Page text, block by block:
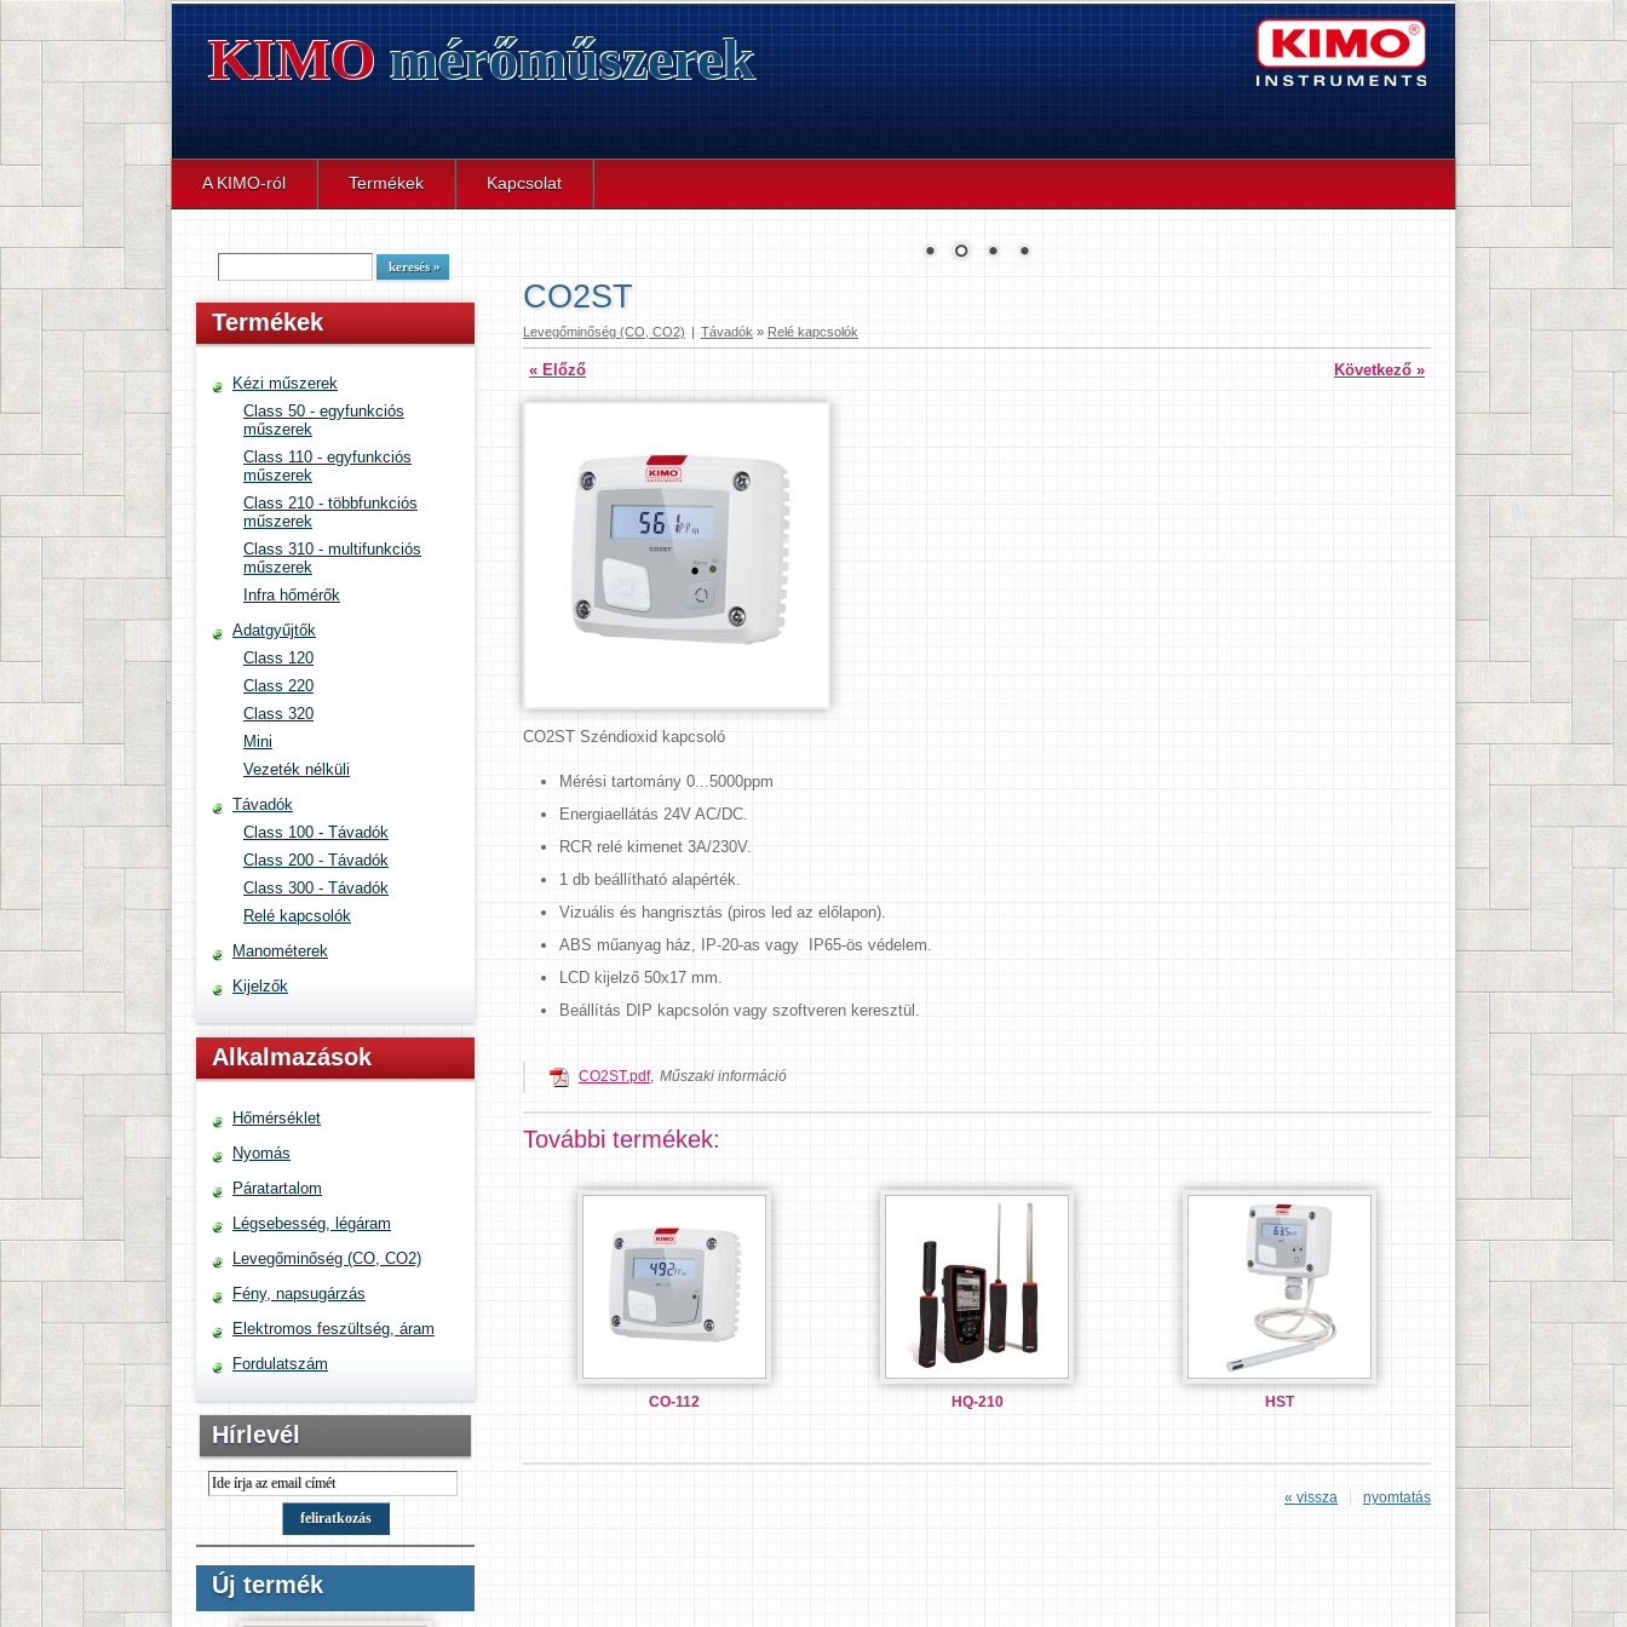
KIMO mérőműszerek
A KIMO-ról Termékek Kapcsolat
Termékek
Kézi műszerek
Class 50 - egyfunkciós
műszerek
Class 110 - egyfunkciós
műszerek
Class 210 - többfunkciós
műszerek
Class 310 - multifunkciós
műszerek
Infra hőmérők
Adatgyűjtők
Class 120
Class 220
Class 320
Mini
Vezeték nélküli
Távadók
Class 100 - Távadók
Class 200 - Távadók
Class 300 - Távadók
Relé kapcsolók
Manométerek
Kijelzők
Alkalmazások
Hőmérséklet
Nyomás
Páratartalom
Légsebesség, légáram
Levegőminőség (CO, CO2)
Fény, napsugárzás
Elektromos feszültség, áram
Fordulatszám
Hírlevél
Új termék
CO2ST
Levegőminőség (CO, CO2) | Távadók » Relé kapcsolók
« Előző Következő »
CO2ST Széndioxid kapcsoló
Mérési tartomány 0...5000ppm
Energiaellátás 24V AC/DC.
RCR relé kimenet 3A/230V.
1 db beállítható alapérték.
Vizuális és hangrisztás (piros led az előlapon).
ABS műanyag ház, IP-20-as vagy IP65-ös védelem.
LCD kijelző 50x17 mm.
Beállítás DIP kapcsolón vagy szoftveren keresztül.
CO2ST.pdf, Műszaki információ
További termékek:
CO-112 HQ-210 HST
nyomtatás
« vissza